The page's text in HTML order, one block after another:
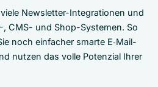
Newsletter-Integrationen und
, CMS- und Shop-Systemen. So
noch einfacher smarte E‑Mail-
nutzen das volle Potenzial Ihrer